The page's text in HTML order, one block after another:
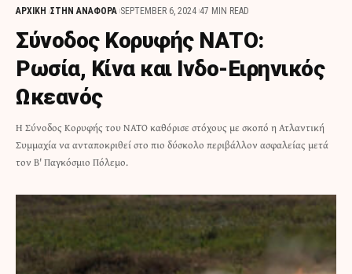
ΑΡΧΙΚΗ ΣΤΗΝ ΑΝΑΦΟΡΑ SEPTEMBER 6, 2024 47 MIN READ
Σύνοδος Κορυφής ΝΑΤΟ:
Ρωσία, Κίνα και Ινδο-Ειρηνικός
Ωκεανός
Η Σύνοδος Κορυφής του ΝΑΤΟ καθόρισε στόχους με σκοπό η Ατλαντική
Συμμαχία να ανταποκριθεί στο πιο δύσκολο περιβάλλον ασφαλείας μετά
τον Β' Παγκόσμιο Πόλεμο.